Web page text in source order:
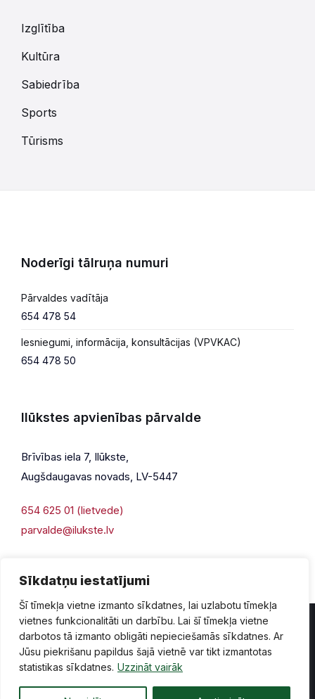
Sīkdatņu iestatījumi
Šī tīmekļa vietne izmanto sīkdatnes, lai uzlabotu tīmekļa
vietnes funkcionalitāti un darbību. Lai šī tīmekļa vietne
darbotos tā izmanto obligāti nepieciešamās sīkdatnes. Ar
Jūsu piekrišanu papildus šajā vietnē var tikt izmantotas
statistikas sīkdatnes. Uzzināt vairāk
Izglītība
Kultūra
Sabiedrība
Sports
Tūrisms
Noderīgi tālruņa numuri
Pārvaldes vadītāja
654 478 54
Iesniegumi, informācija, konsultācijas (VPVKAC)
654 478 50
Ilūkstes apvienības pārvalde
Brīvības iela 7, Ilūkste,
Augšdaugavas novads, LV-5447
654 625 01 (lietvede)
parvalde@ilukste.lv
Privātuma politika Piekļūstamība
Lapas karte